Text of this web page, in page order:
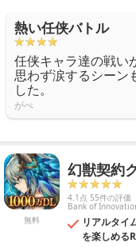
熱い任侠バトル
任侠キャラ達の戦い
思わず涙するシーン
した。
がべ
無料
幻獣契約
4.1点 55件の評価
Bank of
リアルタイ
を楽しめる